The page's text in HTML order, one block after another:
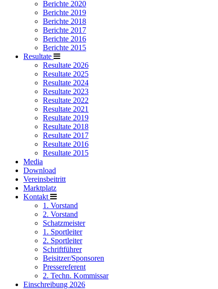
Berichte 2020
Berichte 2019
Berichte 2018
Berichte 2017
Berichte 2016
Berichte 2015
Resultate
Resultate 2026
Resultate 2025
Resultate 2024
Resultate 2023
Resultate 2022
Resultate 2021
Resultate 2019
Resultate 2018
Resultate 2017
Resultate 2016
Resultate 2015
Media
Download
Vereinsbeitritt
Marktplatz
Kontakt
1. Vorstand
2. Vorstand
Schatzmeister
1. Sportleiter
2. Sportleiter
Schriftführer
Beisitzer/Sponsoren
Pressereferent
2. Techn. Kommissar
Einschreibung 2026